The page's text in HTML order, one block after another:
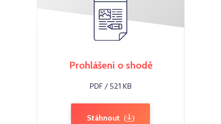
Prohlášení o shodě
PDF / 521 KB
Stáhnout